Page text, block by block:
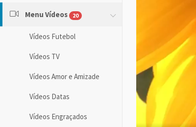
Menu Vídeos 20
Vídeos Futebol
Vídeos TV
Vídeos Amor e Amizade
Vídeos Datas
Vídeos Engraçados